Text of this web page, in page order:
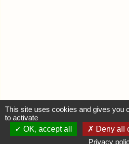
MON
This site uses cookies and gives you
to activate
OK, accept all
Deny all
Privacy